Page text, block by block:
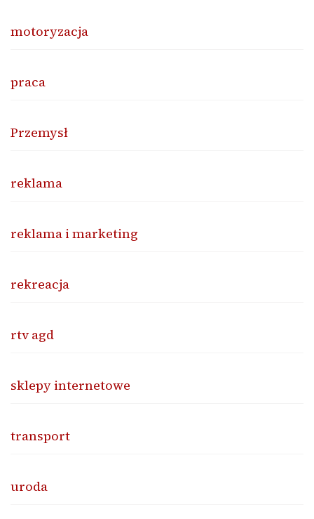
motoryzacja
praca
Przemysł
reklama
reklama i marketing
rekreacja
rtv agd
sklepy internetowe
transport
uroda